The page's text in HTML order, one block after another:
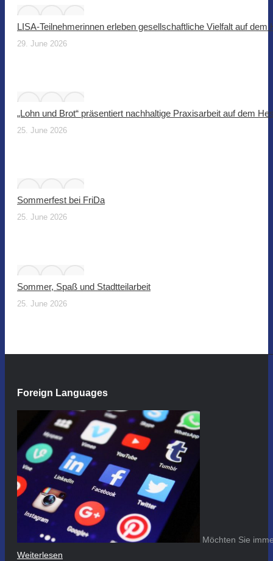
LISA-Teilnehmerinnen erleben gesellschaftliche Vielfalt auf dem
29. June 2026
„Lohn und Brot“ präsentiert nachhaltige Praxisarbeit auf dem
25. June 2026
Sommerfest bei FriDa
25. June 2026
Sommer, Spaß und Stadtteilarbeit
25. June 2026
Foreign Languages
Möchten Sie
Weiterlesen